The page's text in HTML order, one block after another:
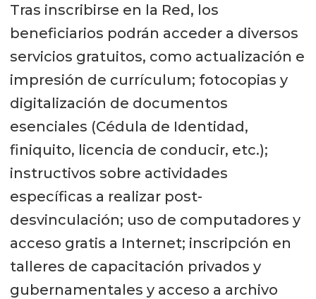
Tras inscribirse en la Red, los
beneficiarios podrán acceder a diversos
servicios gratuitos, como actualización e
impresión de currículum; fotocopias y
digitalización de documentos
esenciales (Cédula de Identidad,
finiquito, licencia de conducir, etc.);
instructivos sobre actividades
específicas a realizar post-
desvinculación; uso de computadores y
acceso gratis a Internet; inscripción en
talleres de capacitación privados y
gubernamentales y acceso a archivo